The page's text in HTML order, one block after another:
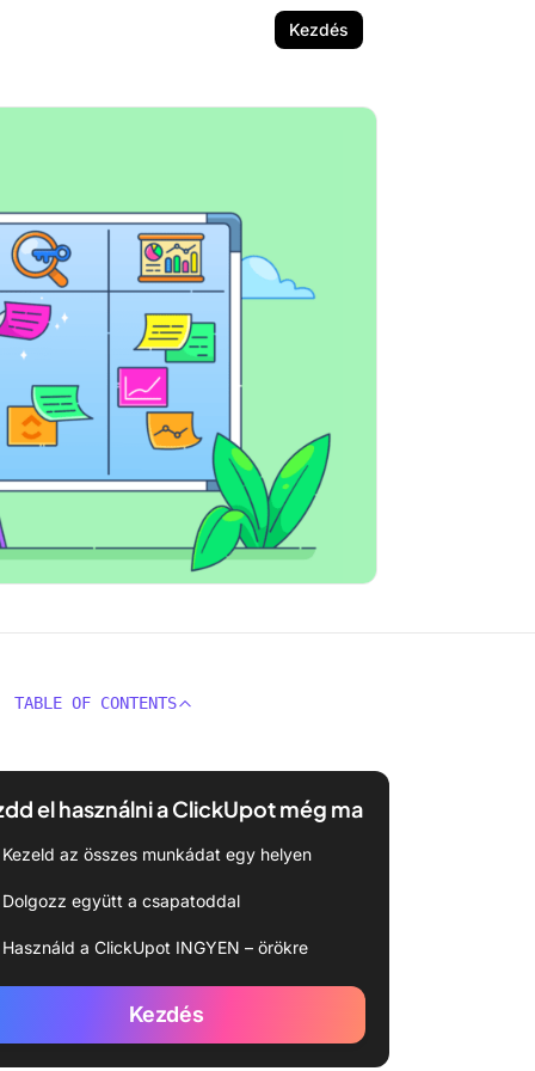
Kezdés
TABLE OF CONTENTS
el használni a ClickUpot még ma
Kezeld az összes munkádat egy helyen
Dolgozz együtt a csapatoddal
Használd a ClickUpot INGYEN – örökre
Kezdés